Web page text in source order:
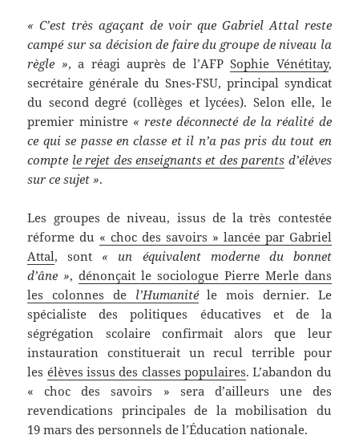
« C’est très agaçant de voir que Gabriel Attal reste
campé sur sa décision de faire du groupe de niveau la
règle », a réagi auprès de l’AFPSophie Vénétitay,
secrétaire générale du Snes-FSU, principal syndicat
du second degré (collèges et lycées). Selon elle, le
premier ministre « reste déconnecté de la réalité de
ce qui se passe en classe et il n’a pas pris du tout en
compte le rejet des enseignants et des parents d’élèves
sur ce sujet ».
Les groupes de niveau, issus de la très contestée
réforme du « choc des savoirs » lancée par Gabriel
Attal, sont « un équivalent moderne du bonnet
d’âne »,dénonçait le sociologue Pierre Merle dans
les colonnes de l’Humanitéle mois dernier. Le
spécialiste des politiques éducatives et de la
ségrégation scolaire confirmait alors que leur
instauration constituerait un recul terrible pour
les élèves issus des classes populaires. L’abandon du
« choc des savoirs » sera d’ailleurs une des
revendications principales de la mobilisation du
19 mars des personnels de l’Éducation nationale.